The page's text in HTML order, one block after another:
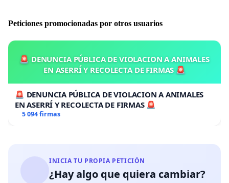
Peticiones promocionadas por otros usuarios
🚨 DENUNCIA PÚBLICA DE VIOLACION A ANIMALES
EN ASERRÍ Y RECOLECTA DE FIRMAS 🚨
🚨 DENUNCIA PÚBLICA DE VIOLACION A ANIMALES
EN ASERRÍ Y RECOLECTA DE FIRMAS 🚨
5 094 firmas
INICIA TU PROPIA PETICIÓN
¿Hay algo que quiera cambiar?